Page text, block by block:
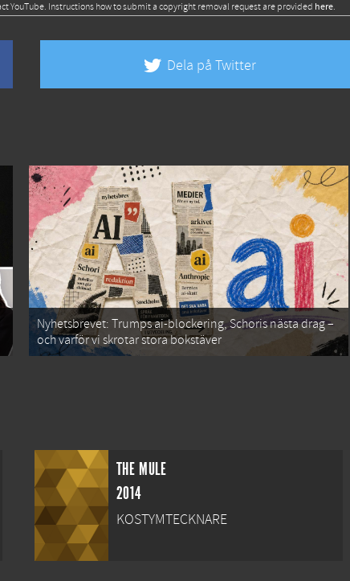
Instructions how to submit a copyright removal request are provided here.
Dela på Twitter
Nyhetsbrevet: Trumps ai-blockering, Schoris nästa drag –
och varför vi skrotar stora bokstäver
THE MULE
2014
KOSTYMTECKNARE